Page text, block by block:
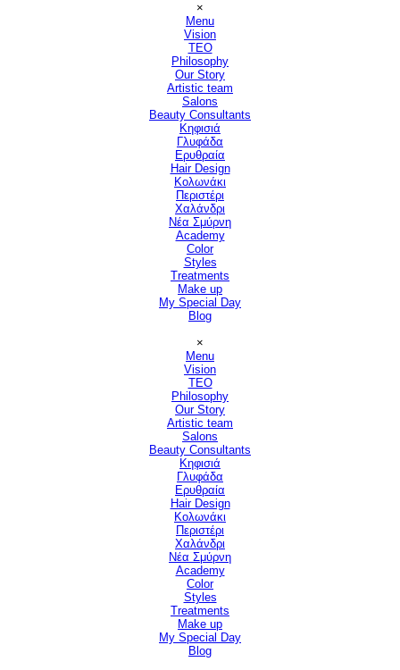
×
Menu
Vision
TEO
Philosophy
Our Story
Artistic team
Salons
Beauty Consultants
Κηφισιά
Γλυφάδα
Ερυθραία
Hair Design▼
Κολωνάκι
Περιστέρι
Χαλάνδρι
Νέα Σμύρνη
Academy
Color
Styles
Treatments
Make up
My Special Day
Blog
×
Menu
Vision
TEO
Philosophy
Our Story
Artistic team
Salons
Beauty Consultants
Κηφισιά
Γλυφάδα
Ερυθραία
Hair Design▼
Κολωνάκι
Περιστέρι
Χαλάνδρι
Νέα Σμύρνη
Academy
Color
Styles
Treatments
Make up
My Special Day
Blog